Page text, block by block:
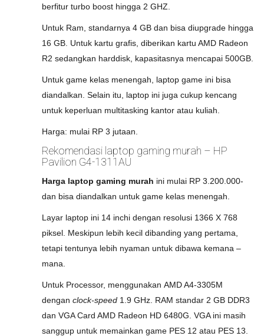
berfitur turbo boost hingga 2 GHZ.
Untuk Ram, standarnya 4 GB dan bisa diupgrade hingga
16 GB. Untuk kartu grafis, diberikan kartu AMD Radeon
R2 sedangkan harddisk, kapasitasnya mencapai 500GB.
Untuk game kelas menengah, laptop game ini bisa
diandalkan. Selain itu, laptop ini juga cukup kencang
untuk keperluan multitasking kantor atau kuliah.
Harga: mulai RP 3 jutaan.
Rekomendasi laptop gaming murah – HP
Pavilion G4-1311AU
Harga laptop gaming murah ini mulai RP 3.200.000-
dan bisa diandalkan untuk game kelas menengah.
Layar laptop ini 14 inchi dengan resolusi 1366 X 768
piksel. Meskipun lebih kecil dibanding yang pertama,
tetapi tentunya lebih nyaman untuk dibawa kemana –
mana.
Untuk Processor, menggunakan AMD A4-3305M
dengan clock-speed 1.9 GHz. RAM standar 2 GB DDR3
dan VGA Card AMD Radeon HD 6480G. VGA ini masih
sanggup untuk memainkan game PES 12 atau PES 13.